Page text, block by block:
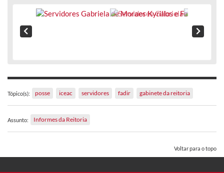
Tópico(s): posse iceac servidores fadir gabinete da reitoria
Assunto: Informes da Reitoria
Voltar para o topo